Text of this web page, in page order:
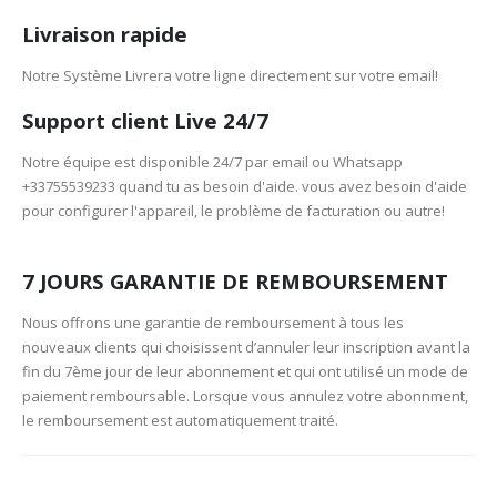
Livraison rapide
Notre Système Livrera votre ligne directement sur votre email!
Support client Live 24/7
Notre équipe est disponible 24/7 par email ou Whatsapp
+33755539233 quand tu as besoin d'aide. vous avez besoin d'aide
pour configurer l'appareil, le problème de facturation ou autre!
7 JOURS GARANTIE DE REMBOURSEMENT
Nous offrons une garantie de remboursement à tous les
nouveaux clients qui choisissent d’annuler leur inscription avant la
fin du 7ème jour de leur abonnement et qui ont utilisé un mode de
paiement remboursable. Lorsque vous annulez votre abonnment,
le remboursement est automatiquement traité.